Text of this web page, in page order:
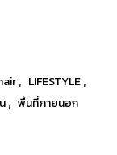
, LIFESTYLE,
, พื้นที่ภายนอก